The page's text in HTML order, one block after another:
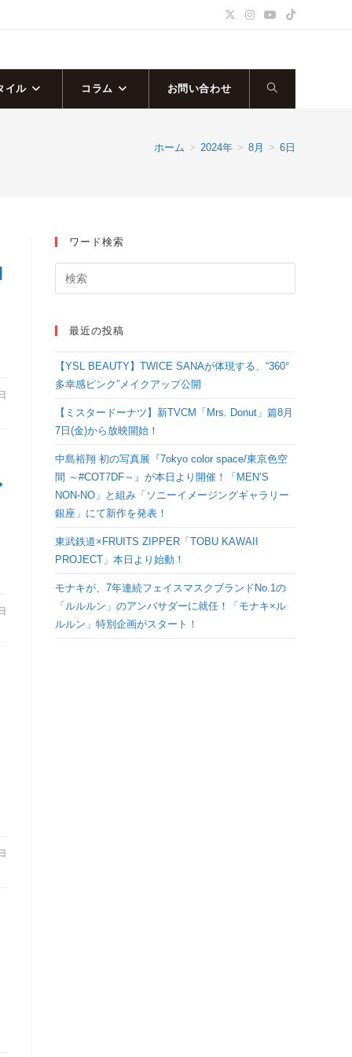
イル コラム お問い合わせ ウ
検
ト
ホーム > 2024年 > 8月 > 6日
ワード検索
最近の投稿
【YSL BEAUTY】TWICE SANAが体現する、“360°
多幸感ピンク”メイクアップ公開
【ミスタードーナツ】新TVCM「Mrs. Donut」篇8月
7日(金)から放映開始！
中島裕翔 初の写真展『7okyo color space/東京色空
間 ～#COT7DF～』が本日より開催！「MEN’S
NON-NO」と組み「ソニーイメージングギャラリー
銀座」にて新作を発表！
東武鉄道×FRUITS ZIPPER「TOBU KAWAII
PROJECT」本日より始動！
モナキが、7年連続フェイスマスクブランドNo.1の
「ルルルン」のアンバサダーに就任！「モナキ×ル
ルルン」特別企画がスタート！